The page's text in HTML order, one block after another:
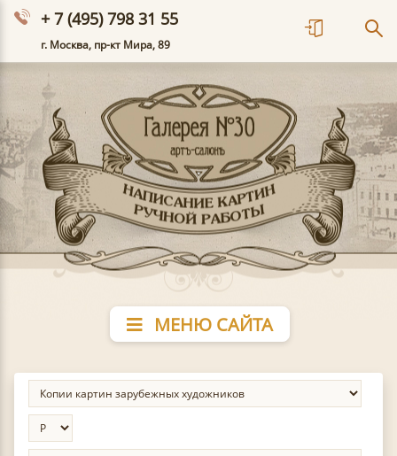
+ 7 (495) 798 31 55
г. Москва, пр-кт Мира, 89
МЕНЮ САЙТА